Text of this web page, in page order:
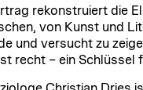
rekonstruiert die
von Kunst und
und versucht zu
recht – ein Schlüssel